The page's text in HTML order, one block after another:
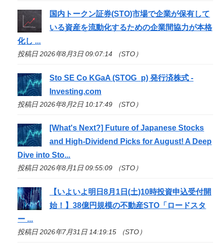
国内トークン証券(STO)市場で企業が保有して
いる資産を流動化するための企業間協力が本格
化し ...
投稿日 2026年8月3日 09:07:14 （STO）
Sto SE Co KGaA (STOG_p) 発行済株式 -
Investing.com
投稿日 2026年8月2日 10:17:49 （STO）
[What's Next?] Future of Japanese Stocks
and High-Dividend Picks for August! A Deep
Dive intoSto...
投稿日 2026年8月1日 09:55:09 （STO）
【いよいよ明日8月1日(土)10時投資申込受付開
始！】38億円規模の不動産STO 「ロードスタ
ー ...
投稿日 2026年7月31日 14:19:15 （STO）